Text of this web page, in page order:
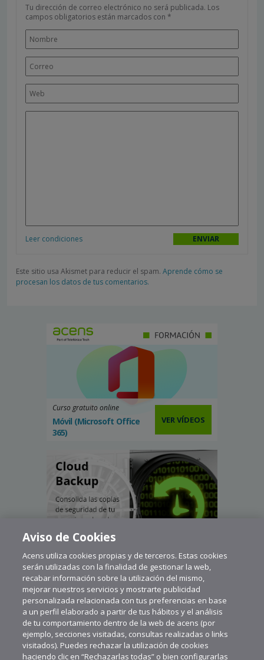
Tu dirección de correo electrónico no será publicada. Los
campos obligatorios están marcados con *
Leer condiciones
Este sitio usa Akismet para reducir el spam. Aprende cómo se
procesan los datos de tus comentarios.
Curso gratuito online
Móvil (Microsoft Office
365)
VER VÍDEOS
Aviso de Cookies
Acens utiliza cookies propias y de terceros. Estas cookies
serán utilizadas con la finalidad de gestionar la web,
recabar información sobre la utilización del mismo,
mejorar nuestros servicios y mostrarte publicidad
personalizada relacionada con tus preferencias en base
a un perfil elaborado a partir de tus hábitos y el análisis
de tu comportamiento dentro de la web de acens (por
ejemplo, secciones visitadas, consultas realizadas o links
visitados). Puedes rechazar la utilización de cookies
haciendo clic en “Rechazarlas todas” o bien configurarlas